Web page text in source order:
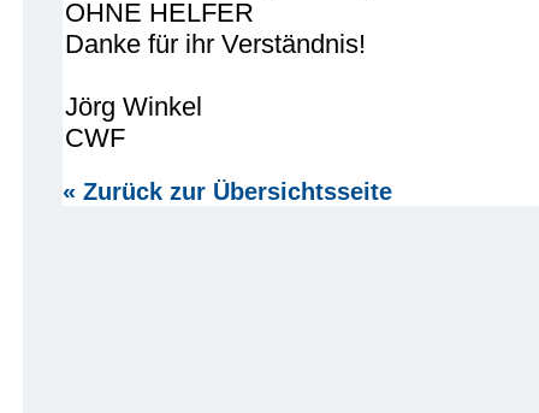
OHNE HELFER
Danke für ihr Verständnis!
Jörg Winkel
CWF
« Zurück zur Übersichtsseite